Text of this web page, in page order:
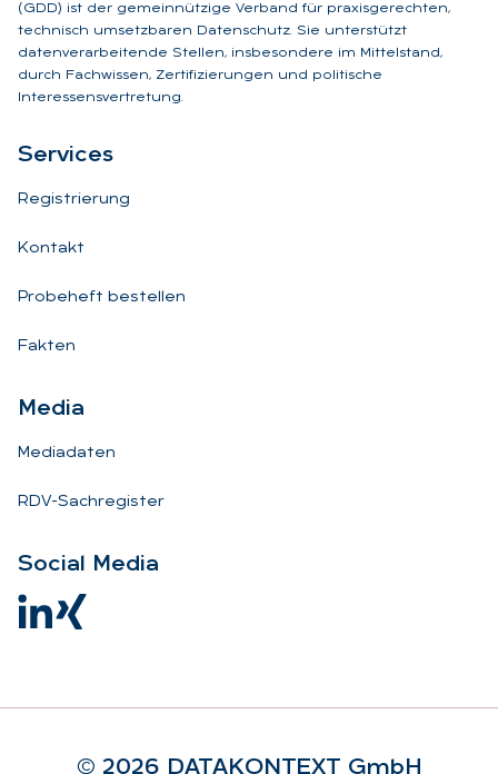
(GDD) ist der gemeinnützige Verband für praxisgerechten,
technisch umsetzbaren Datenschutz. Sie unterstützt
datenverarbeitende Stellen, insbesondere im Mittelstand,
durch Fachwissen, Zertifizierungen und politische
Interessensvertretung.
Ser­vices
Registrierung
Kontakt
Probeheft bestellen
Fakten
Me­dia
Mediadaten
RDV-Sachregister
So­ci­al Me­dia
© 2026 DA­TA­KON­TEXT GmbH